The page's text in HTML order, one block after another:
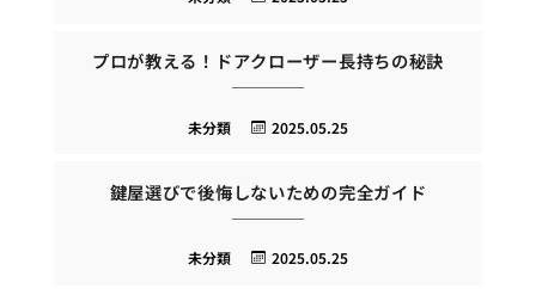
プロが教える！ドアクローザー長持ちの秘訣
2025.05.25
未分類
鍵屋選びで後悔しないための完全ガイド
2025.05.25
未分類